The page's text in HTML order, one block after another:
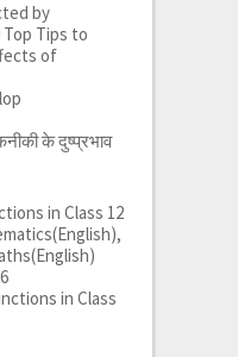
by
Tips to
of
के दुष्प्रभाव
in Class 12
in Class